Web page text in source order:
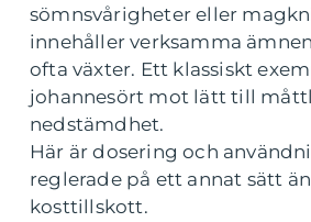
sömnsvårigheter eller
innehåller verksamma
ofta växter. Ett klassiskt
johannesört mot lätt till
nedstämdhet.
Här är dosering och
reglerade på ett annat sätt
kosttillskott.